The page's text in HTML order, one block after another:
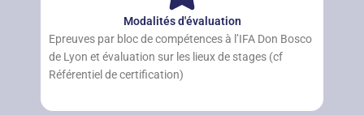
Modalités d'évaluation
Epreuves par bloc de compétences à l’IFA Don Bosco
de Lyon et évaluation sur les lieux de stages (cf
Référentiel de certification)